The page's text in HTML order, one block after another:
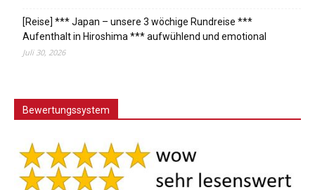
[Reise] *** Japan – unsere 3 wöchige Rundreise ***
Aufenthalt in Hiroshima *** aufwühlend und emotional
Juli 30, 2026
Bewertungssystem